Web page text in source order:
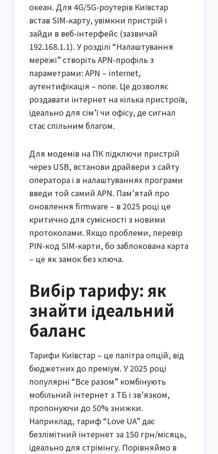
океан. Для 4G/5G-роутерів Київстар
встав SIM-карту, увімкни пристрій і
зайди в веб-інтерфейс (зазвичай
192.168.1.1). У розділі “Налаштування
мережі” створіть APN-профіль з
параметрами: APN – internet,
аутентифікація – none. Це дозволяє
роздавати інтернет на кілька пристроїв,
ідеально для сім’ї чи офісу, де сигнал
стає спільним благом.
Для модемів на ПК підключи пристрій
через USB, встанови драйвери з сайту
оператора і в налаштуваннях програми
введи той самий APN. Пам’ятай про
оновлення firmware – в 2025 році це
критично для сумісності з новими
протоколами. Якщо проблеми, перевір
PIN-код SIM-карти, бо заблокована карта
– це як замок без ключа.
Вибір тарифу: як
знайти ідеальний
баланс
Тарифи Київстар – це палітра опцій, від
бюджетних до преміум. У 2025 році
популярні “Все разом” комбінують
мобільний інтернет з ТБ і зв’язком,
пропонуючи до 50% знижки.
Наприклад, тариф “Love UA” дає
безлімітний інтернет за 150 грн/місяць,
ідеально для стрімінгу. Порівняймо в